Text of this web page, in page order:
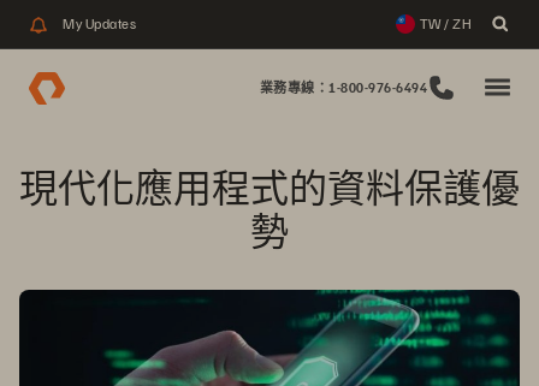
My Updates TW / ZH
業務專線：1-800-976-6494
現代化應用程式的資料保護優
勢